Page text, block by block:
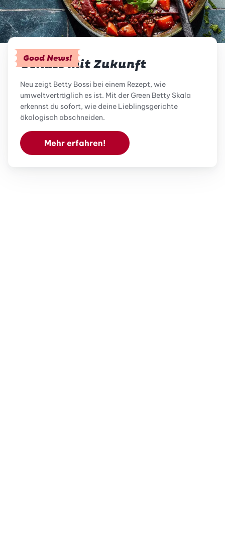
Good News!
Genuss mit Zukunft
Neu zeigt Betty Bossi bei einem Rezept, wie
umweltverträglich es ist. Mit der Green Betty Skala
erkennst du sofort, wie deine Lieblingsgerichte
ökologisch abschneiden.
Mehr erfahren!